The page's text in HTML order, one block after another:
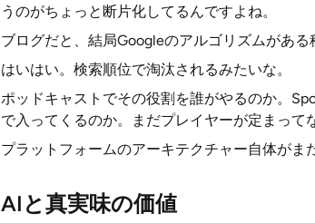
うのがちょっと断片化してるんですよね。
ブログだと、結局Googleのアルゴリズムがあ
はいはい。検索順位で淘汰されるみたいな。
ポッドキャストでその役割を誰がやるのか。
で入ってくるのか。まだプレイヤーが定まって
プラットフォームのアーキテクチャー自体がま
AIと真実味の価値